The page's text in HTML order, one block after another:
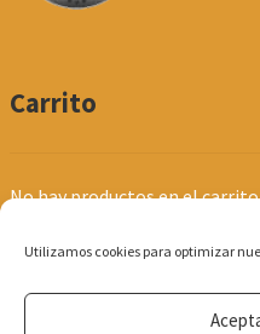
Utilizamos cookies para optimizar
Carrito
No hay productos en el